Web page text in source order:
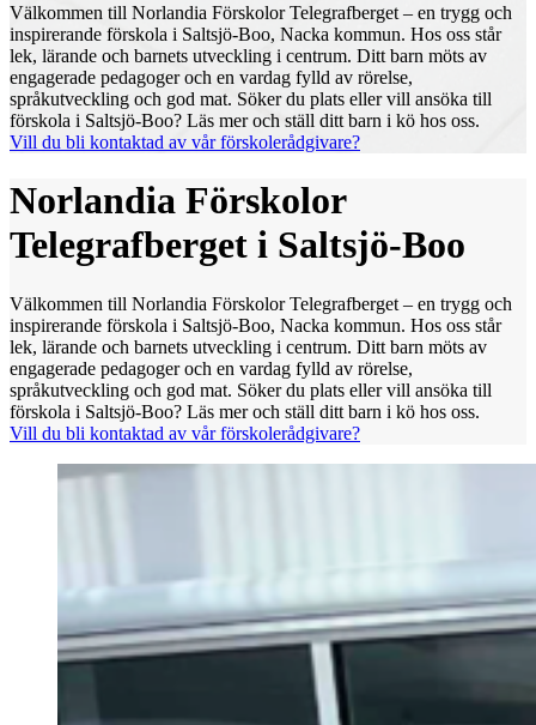
Välkommen till Norlandia Förskolor Telegrafberget – en trygg och
inspirerande förskola i Saltsjö-Boo, Nacka kommun. Hos oss står
lek, lärande och barnets utveckling i centrum. Ditt barn möts av
engagerade pedagoger och en vardag fylld av rörelse,
språkutveckling och god mat. Söker du plats eller vill ansöka till
förskola i Saltsjö-Boo? Läs mer och ställ ditt barn i kö hos oss.
Vill du bli kontaktad av vår förskolerådgivare?
Norlandia Förskolor
Telegrafberget i Saltsjö-Boo
Välkommen till Norlandia Förskolor Telegrafberget – en trygg och
inspirerande förskola i Saltsjö-Boo, Nacka kommun. Hos oss står
lek, lärande och barnets utveckling i centrum. Ditt barn möts av
engagerade pedagoger och en vardag fylld av rörelse,
språkutveckling och god mat. Söker du plats eller vill ansöka till
förskola i Saltsjö-Boo? Läs mer och ställ ditt barn i kö hos oss.
Vill du bli kontaktad av vår förskolerådgivare?